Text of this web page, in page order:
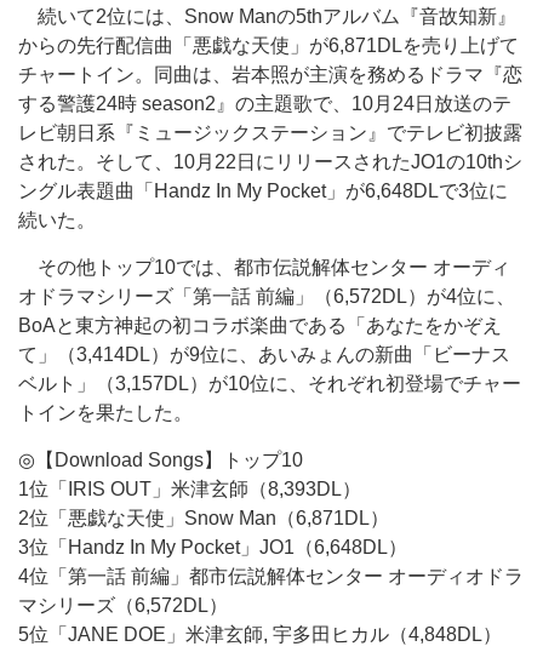
続いて2位には、Snow Manの5thアルバム『音故知新』
からの先行配信曲「悪戯な天使」が6,871DLを売り上げて
チャートイン。同曲は、岩本照が主演を務めるドラマ『恋
する警護24時 season2』の主題歌で、10月24日放送のテ
レビ朝日系『ミュージックステーション』でテレビ初披露
された。そして、10月22日にリリースされたJO1の10thシ
ングル表題曲「Handz In My Pocket」が6,648DLで3位に
続いた。
その他トップ10では、都市伝説解体センター オーディ
オドラマシリーズ「第一話 前編」（6,572DL）が4位に、
BoAと東方神起の初コラボ楽曲である「あなたをかぞえ
て」（3,414DL）が9位に、あいみょんの新曲「ビーナス
ベルト」（3,157DL）が10位に、それぞれ初登場でチャー
トインを果たした。
◎【Download Songs】トップ10
1位「IRIS OUT」米津玄師（8,393DL）
2位「悪戯な天使」Snow Man（6,871DL）
3位「Handz In My Pocket」JO1（6,648DL）
4位「第一話 前編」都市伝説解体センター オーディオドラ
マシリーズ（6,572DL）
5位「JANE DOE」米津玄師, 宇多田ヒカル（4,848DL）